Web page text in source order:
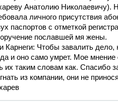
Анатолию Николаевичу).
личного присутствия
паспортов с отметкой
пославшей мя жены.
Карнеги: Чтобы завалить дело,
и оно само умрет. Мое
их таким словам как.
из компании, они не